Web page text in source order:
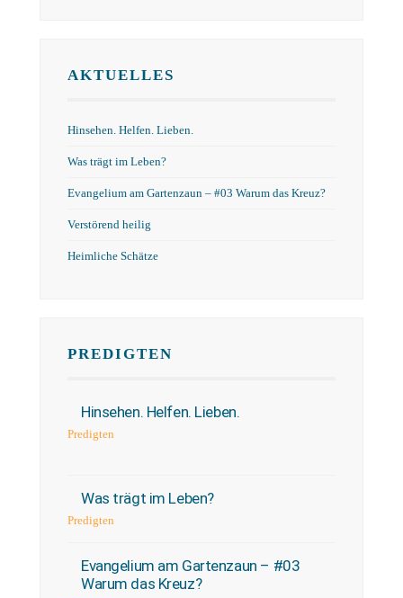
AKTUELLES
Hinsehen. Helfen. Lieben.
Was trägt im Leben?
Evangelium am Gartenzaun – #03 Warum das Kreuz?
Verstörend heilig
Heimliche Schätze
PREDIGTEN
Hinsehen. Helfen. Lieben.
Predigten
Was trägt im Leben?
Predigten
Evangelium am Gartenzaun – #03
Warum das Kreuz?